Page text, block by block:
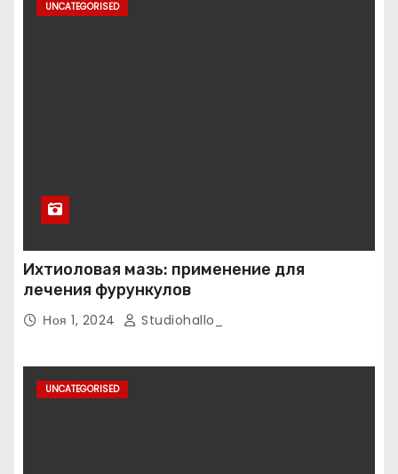
UNCATEGORISED
Ихтиоловая мазь: применение для
лечения фурункулов
Ноя 1, 2024 Studiohallo_
UNCATEGORISED